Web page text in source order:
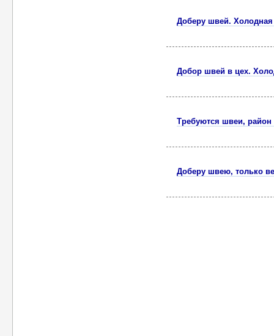
Доберу швей. Холодная
Добор швей в цех.
Требуются швеи, район
Доберу швею, только